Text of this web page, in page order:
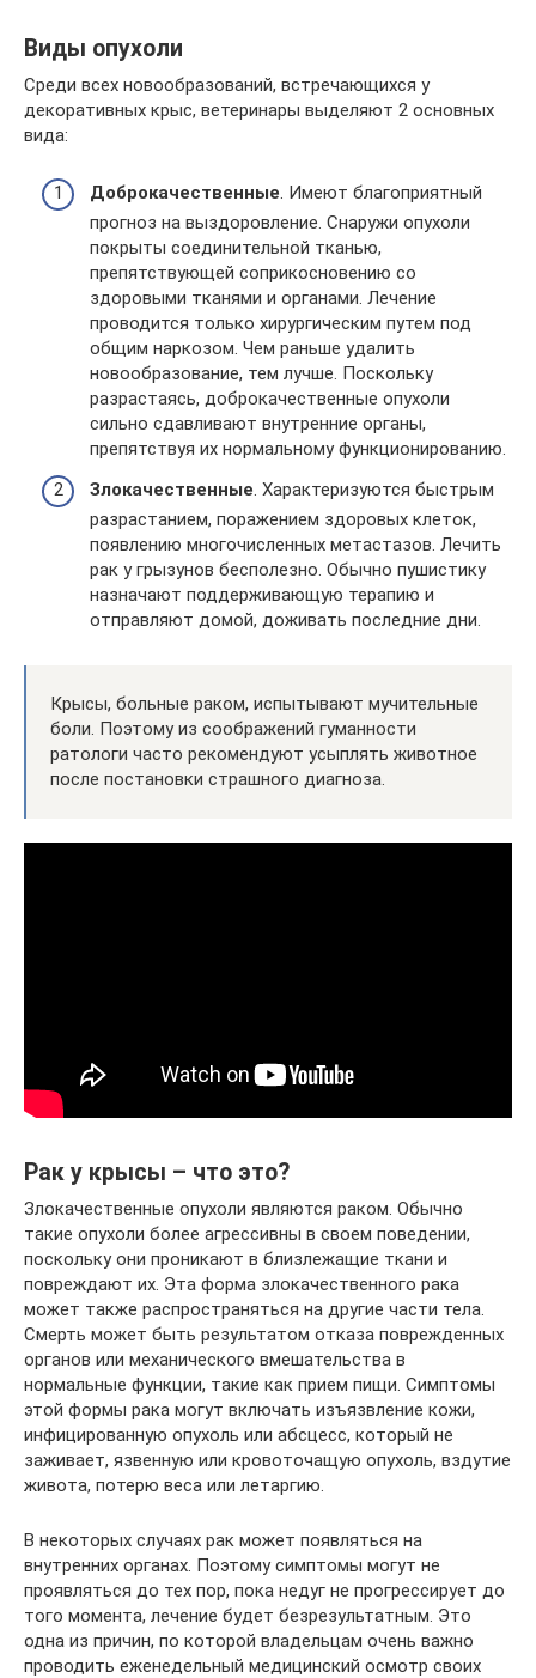
Виды опухоли
Среди всех новообразований, встречающихся у
декоративных крыс, ветеринары выделяют 2 основных
вида:
Доброкачественные. Имеют благоприятный
прогноз на выздоровление. Снаружи опухоли
покрыты соединительной тканью,
препятствующей соприкосновению со
здоровыми тканями и органами. Лечение
проводится только хирургическим путем под
общим наркозом. Чем раньше удалить
новообразование, тем лучше. Поскольку
разрастаясь, доброкачественные опухоли
сильно сдавливают внутренние органы,
препятствуя их нормальному функционированию.
Злокачественные . Характеризуются быстрым
разрастанием, поражением здоровых клеток,
появлению многочисленных метастазов. Лечить
рак у грызунов бесполезно. Обычно пушистику
назначают поддерживающую терапию и
отправляют домой, доживать последние дни.
Крысы, больные раком, испытывают мучительные
боли. Поэтому из соображений гуманности
ратологи часто рекомендуют усыплять животное
после постановки страшного диагноза.
Рак у крысы – что это?
Злокачественные опухоли являются раком. Обычно
такие опухоли более агрессивны в своем поведении,
поскольку они проникают в близлежащие ткани и
повреждают их. Эта форма злокачественного рака
может также распространяться на другие части тела.
Смерть может быть результатом отказа поврежденных
органов или механического вмешательства в
нормальные функции, такие как прием пищи. Симптомы
этой формы рака могут включать изъязвление кожи,
инфицированную опухоль или абсцесс, который не
заживает, язвенную или кровоточащую опухоль, вздутие
живота, потерю веса или летаргию.
В некоторых случаях рак может появляться на
внутренних органах. Поэтому симптомы могут не
проявляться до тех пор, пока недуг не прогрессирует до
того момента, лечение будет безрезультатным. Это
одна из причин, по которой владельцам очень важно
проводить еженедельный медицинский осмотр своих